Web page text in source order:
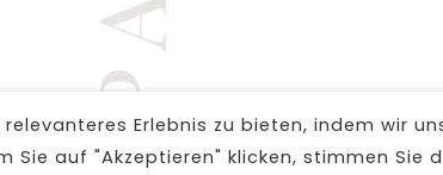
Erlebnis zu bieten, indem wir
Sie auf "Akzeptieren" klicken, stimmen Sie